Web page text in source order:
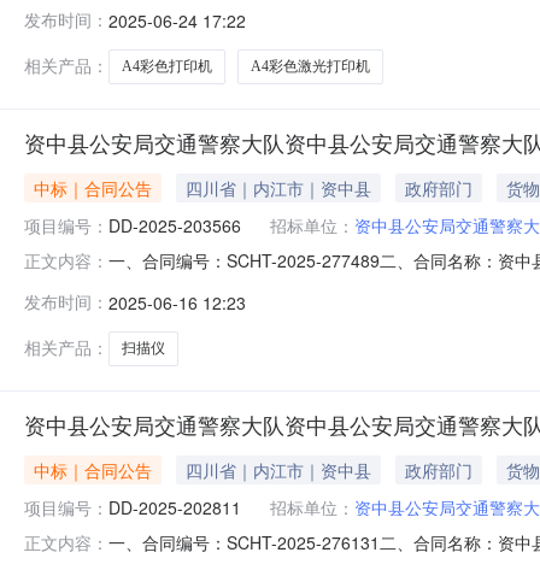
市资中县水南镇成渝上街23号联系方式：13198022515
发布时间： 2025-06-24 17:22
相关产品：
A4彩色打印机 A4彩色激光打印机
资中县公安局交通警察大队资中县公安局交通警察大
中标｜合同公告 四川省｜内江市｜资中县 政府部门
货物
项目编号： DD-2025-203566 招标单位： 资中县公安局交通警察
正文内容： 一、合同编号：SCHT-2025-277489二、合同名称：资
经营部地址：四川省内江市资中县水南镇成渝上街23号
发布时间： 2025-06-16 12:23
相关产品：
扫描仪
资中县公安局交通警察大队资中县公安局交通警察大
中标｜合同公告 四川省｜内江市｜资中县 政府部门
货物
项目编号： DD-2025-202811 招标单位： 资中县公安局交通警察
正文内容： 一、合同编号：SCHT-2025-276131二、合同名称：资